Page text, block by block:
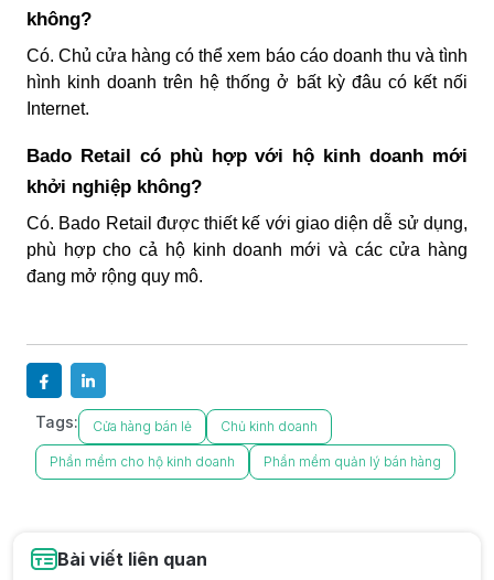
không?
Có. Chủ cửa hàng có thể xem báo cáo doanh thu và tình
hình kinh doanh trên hệ thống ở bất kỳ đâu có kết nối
Internet.
Bado Retail có phù hợp với hộ kinh doanh mới
khởi nghiệp không?
Có. Bado Retail được thiết kế với giao diện dễ sử dụng,
phù hợp cho cả hộ kinh doanh mới và các cửa hàng
đang mở rộng quy mô.
Tags: Cửa hàng bán lẻ Chủ kinh doanh
Phần mềm cho hộ kinh doanh Phần mềm quản lý bán hàng
Bài viết liên quan